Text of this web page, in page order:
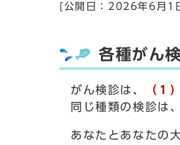
[公開日： 2026年6月1
各種がん
がん検診は、
（１
同じ種類の検診は
あなたとあなたの